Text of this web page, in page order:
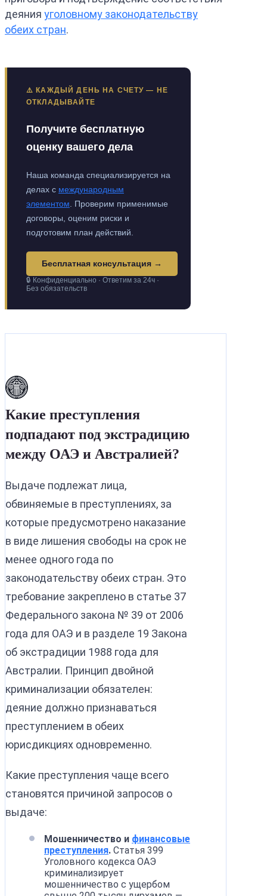
деяния уголовному законодательству
обеих стран.
⚠️ КАЖДЫЙ ДЕНЬ НА СЧЕТУ — НЕ
ОТКЛАДЫВАЙТЕ
Получите бесплатную
оценку вашего дела
Наша команда специализируется на
делах с международным
элементом . Проверим применимые
договоры, оценим риски и
подготовим план действий.
Бесплатная консультация →
🔒 Конфиденциально · Ответим за 24ч ·
Без обязательств
Какие преступления
подпадают под экстрадицию
между ОАЭ и Австралией?
Выдаче подлежат лица,
обвиняемые в преступлениях, за
которые предусмотрено наказание
в виде лишения свободы на срок не
менее одного года по
законодательству обеих стран. Это
требование закреплено в статье 37
Федерального закона № 39 от 2006
года для ОАЭ и в разделе 19 Закона
об экстрадиции 1988 года для
Австралии. Принцип двойной
криминализации обязателен:
деяние должно признаваться
преступлением в обеих
юрисдикциях одновременно.
Какие преступления чаще всего
становятся причиной запросов о
выдаче:
Мошенничество и финансовые
преступления. Статья 399
Уголовного кодекса ОАЭ
криминализирует
мошенничество с ущербом